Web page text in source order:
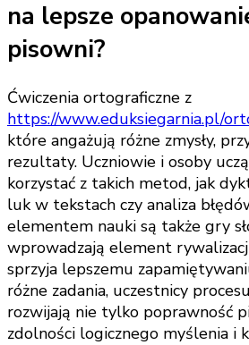
na lepsze
pisowni?
Ćwiczenia ortograficzne z
https://www.eduksiegarnia.pl/
które angażują różne zmysły,
rezultaty. Uczniowie i osoby
korzystać z takich metod, jak
luk w tekstach czy analiza
elementem nauki są także gry
wprowadzają element
sprzyja lepszemu
różne zadania, uczestnicy
rozwijają nie tylko poprawność
zdolności logicznego myślenia i